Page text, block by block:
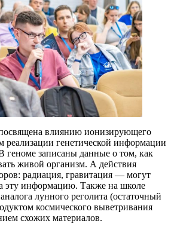
влиянию ионизирующего
реализации генетической информации
геноме записаны данные о том, как
живой организм. А действия
радиация, гравитация — могут
эту информацию. Также на школе
лунного реголита (остаточный
космического выветривания
схожих материалов.